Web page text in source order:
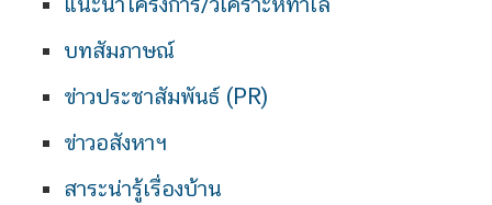
บทสัมภาษณ์
ข่าวประชาสัมพันธ์ (PR)
ข่าวอสังหาฯ
สาระน่ารู้เรื่องบ้าน